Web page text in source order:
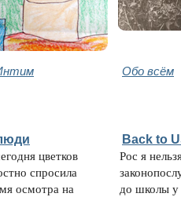
Обо всём
цветков
спросила
осмотра на
Back to
Рос я
до школы у